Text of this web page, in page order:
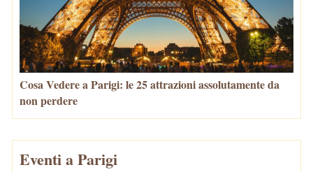
Cosa Vedere a Parigi: le 25 attrazioni assolutamente da
non perdere
Eventi a Parigi